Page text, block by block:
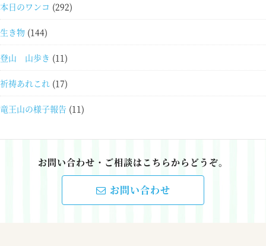
本日のワンコ (292)
生き物 (144)
登山 山歩き (11)
祈祷あれこれ (17)
竜王山の様子報告 (11)
お問い合わせ・ご相談はこちらからどうぞ。
お問い合わせ